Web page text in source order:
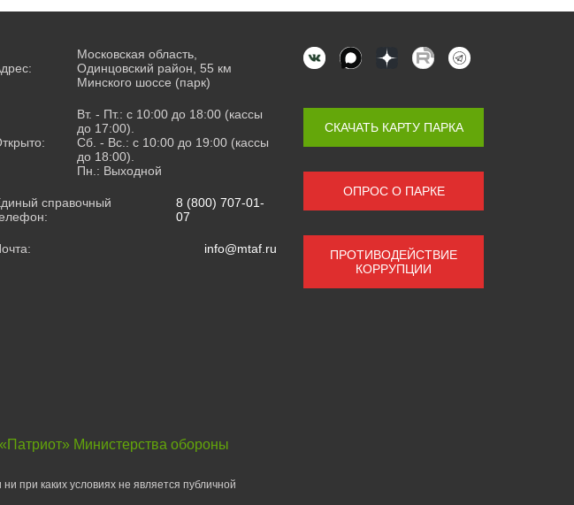
Московская область,
Одинцовский район, 55 км
Минского шоссе (парк)
Вт. - Пт.: с 10:00 до 18:00 (кассы
до 17:00).
Сб. - Вс.: с 10:00 до 19:00 (кассы
до 18:00).
Пн.: Выходной
справочный
8 (800) 707-01-
07
info@mtaf.ru
СКАЧАТЬ КАРТУ ПАРКА
ОПРОС О ПАРКЕ
ПРОТИВОДЕЙСТВИЕ
КОРРУПЦИИ
Министерства обороны
при каких условиях не является публичной